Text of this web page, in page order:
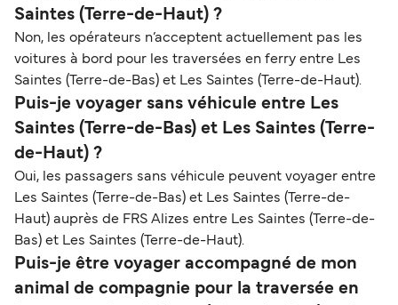
Saintes (Terre-de-Haut) ?
Non, les opérateurs n’acceptent actuellement pas les
voitures à bord pour les traversées en ferry entre Les
Saintes (Terre-de-Bas) et Les Saintes (Terre-de-Haut).
Puis-je voyager sans véhicule entre Les
Saintes (Terre-de-Bas) et Les Saintes (Terre-
de-Haut) ?
Oui, les passagers sans véhicule peuvent voyager entre
Les Saintes (Terre-de-Bas) et Les Saintes (Terre-de-
Haut) auprès de FRS Alizes entre Les Saintes (Terre-de-
Bas) et Les Saintes (Terre-de-Haut).
Puis-je être voyager accompagné de mon
animal de compagnie pour la traversée en